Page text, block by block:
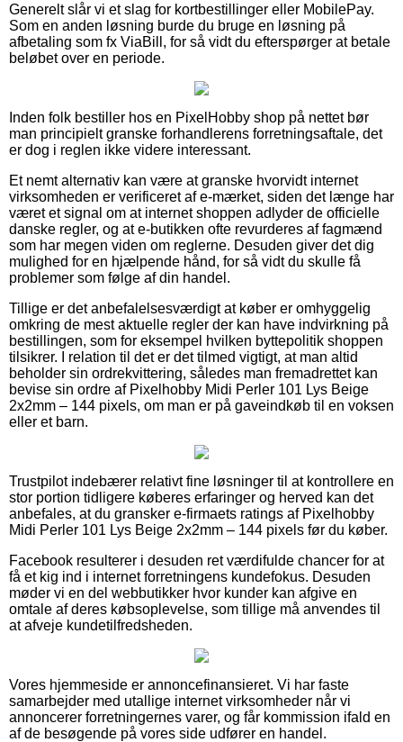
Generelt slår vi et slag for kortbestillinger eller MobilePay.
Som en anden løsning burde du bruge en løsning på
afbetaling som fx ViaBill, for så vidt du efterspørger at betale
beløbet over en periode.
Inden folk bestiller hos en PixelHobby shop på nettet bør
man principielt granske forhandlerens forretningsaftale, det
er dog i reglen ikke videre interessant.
Et nemt alternativ kan være at granske hvorvidt internet
virksomheden er verificeret af e-mærket, siden det længe har
været et signal om at internet shoppen adlyder de officielle
danske regler, og at e-butikken ofte revurderes af fagmænd
som har megen viden om reglerne. Desuden giver det dig
mulighed for en hjælpende hånd, for så vidt du skulle få
problemer som følge af din handel.
Tillige er det anbefalelsesværdigt at køber er omhyggelig
omkring de mest aktuelle regler der kan have indvirkning på
bestillingen, som for eksempel hvilken byttepolitik shoppen
tilsikrer. I relation til det er det tilmed vigtigt, at man altid
beholder sin ordrekvittering, således man fremadrettet kan
bevise sin ordre af Pixelhobby Midi Perler 101 Lys Beige
2x2mm – 144 pixels, om man er på gaveindkøb til en voksen
eller et barn.
Trustpilot indebærer relativt fine løsninger til at kontrollere en
stor portion tidligere køberes erfaringer og herved kan det
anbefales, at du gransker e-firmaets ratings af Pixelhobby
Midi Perler 101 Lys Beige 2x2mm – 144 pixels før du køber.
Facebook resulterer i desuden ret værdifulde chancer for at
få et kig ind i internet forretningens kundefokus. Desuden
møder vi en del webbutikker hvor kunder kan afgive en
omtale af deres købsoplevelse, som tillige må anvendes til
at afveje kundetilfredsheden.
Vores hjemmeside er annoncefinansieret. Vi har faste
samarbejder med utallige internet virksomheder når vi
annoncerer forretningernes varer, og får kommission ifald en
af de besøgende på vores side udfører en handel.